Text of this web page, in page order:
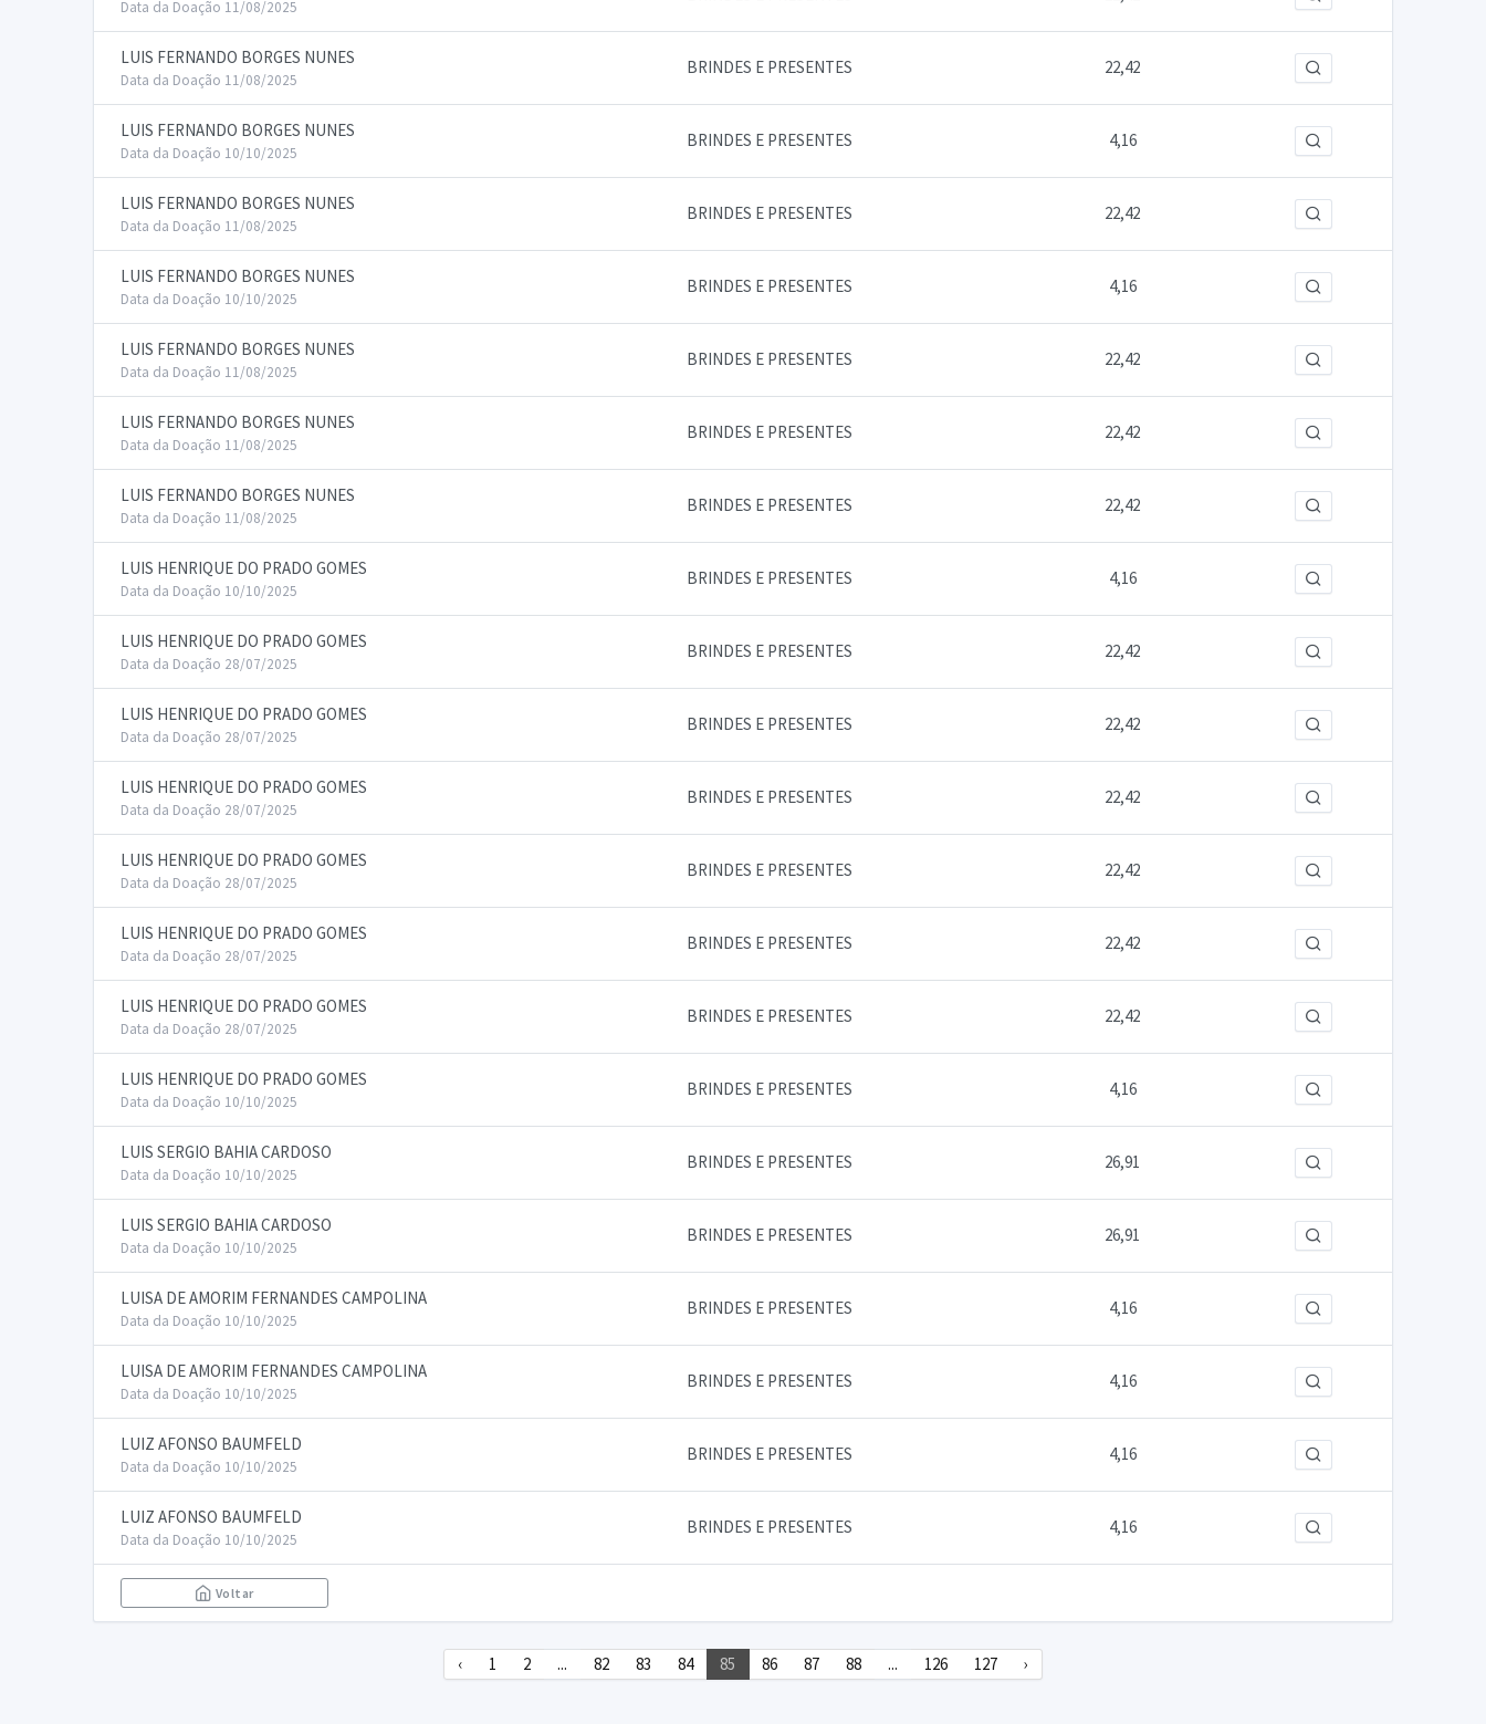
Data da Doação 11/08/2025
LUIS FERNANDO BORGES NUNES
Data da Doação 11/08/2025
BRINDES E PRESENTES 22,42
LUIS FERNANDO BORGES NUNES
Data da Doação 10/10/2025
BRINDES E PRESENTES 4,16
LUIS FERNANDO BORGES NUNES
Data da Doação 11/08/2025
BRINDES E PRESENTES 22,42
LUIS FERNANDO BORGES NUNES
Data da Doação 10/10/2025
BRINDES E PRESENTES 4,16
LUIS FERNANDO BORGES NUNES
Data da Doação 11/08/2025
BRINDES E PRESENTES 22,42
LUIS FERNANDO BORGES NUNES
Data da Doação 11/08/2025
BRINDES E PRESENTES 22,42
LUIS FERNANDO BORGES NUNES
Data da Doação 11/08/2025
BRINDES E PRESENTES 22,42
LUIS HENRIQUE DO PRADO GOMES
Data da Doação 10/10/2025
BRINDES E PRESENTES 4,16
LUIS HENRIQUE DO PRADO GOMES
Data da Doação 28/07/2025
BRINDES E PRESENTES 22,42
LUIS HENRIQUE DO PRADO GOMES
Data da Doação 28/07/2025
BRINDES E PRESENTES 22,42
LUIS HENRIQUE DO PRADO GOMES
Data da Doação 28/07/2025
BRINDES E PRESENTES 22,42
LUIS HENRIQUE DO PRADO GOMES
Data da Doação 28/07/2025
BRINDES E PRESENTES 22,42
LUIS HENRIQUE DO PRADO GOMES
Data da Doação 28/07/2025
BRINDES E PRESENTES 22,42
LUIS HENRIQUE DO PRADO GOMES
Data da Doação 28/07/2025
BRINDES E PRESENTES 22,42
LUIS HENRIQUE DO PRADO GOMES
Data da Doação 10/10/2025
BRINDES E PRESENTES 4,16
LUIS SERGIO BAHIA CARDOSO
Data da Doação 10/10/2025
BRINDES E PRESENTES 26,91
LUIS SERGIO BAHIA CARDOSO
Data da Doação 10/10/2025
BRINDES E PRESENTES 26,91
LUISA DE AMORIM FERNANDES CAMPOLINA
Data da Doação 10/10/2025
BRINDES E PRESENTES 4,16
LUISA DE AMORIM FERNANDES CAMPOLINA
Data da Doação 10/10/2025
BRINDES E PRESENTES 4,16
LUIZ AFONSO BAUMFELD
Data da Doação 10/10/2025
BRINDES E PRESENTES 4,16
LUIZ AFONSO BAUMFELD
Data da Doação 10/10/2025
BRINDES E PRESENTES 4,16
Voltar
‹ 1 2 ... 82 83 84 85 86 87 88 ... 126 127 ›